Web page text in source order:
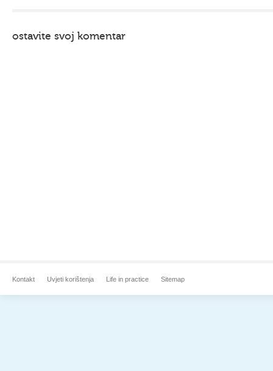
ostavite svoj komentar
Kontakt Uvjeti korištenja Life in practice Sitemap